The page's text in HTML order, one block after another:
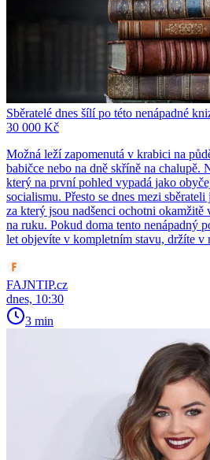
Sběratelé dnes šílí po této nenápadné
30 000 Kč
Možná leží zapomenutá v krabici na
babičce nebo na dně skříně na chalupě.
který na první pohled vypadá jako
socialismu. Přesto se dnes mezi
za který jsou nadšenci ochotni
na ruku. Pokud doma tento nenápadný
let objevíte v kompletním stavu, držíte v
FAJNTIP.cz
dnes, 10:30
3 min